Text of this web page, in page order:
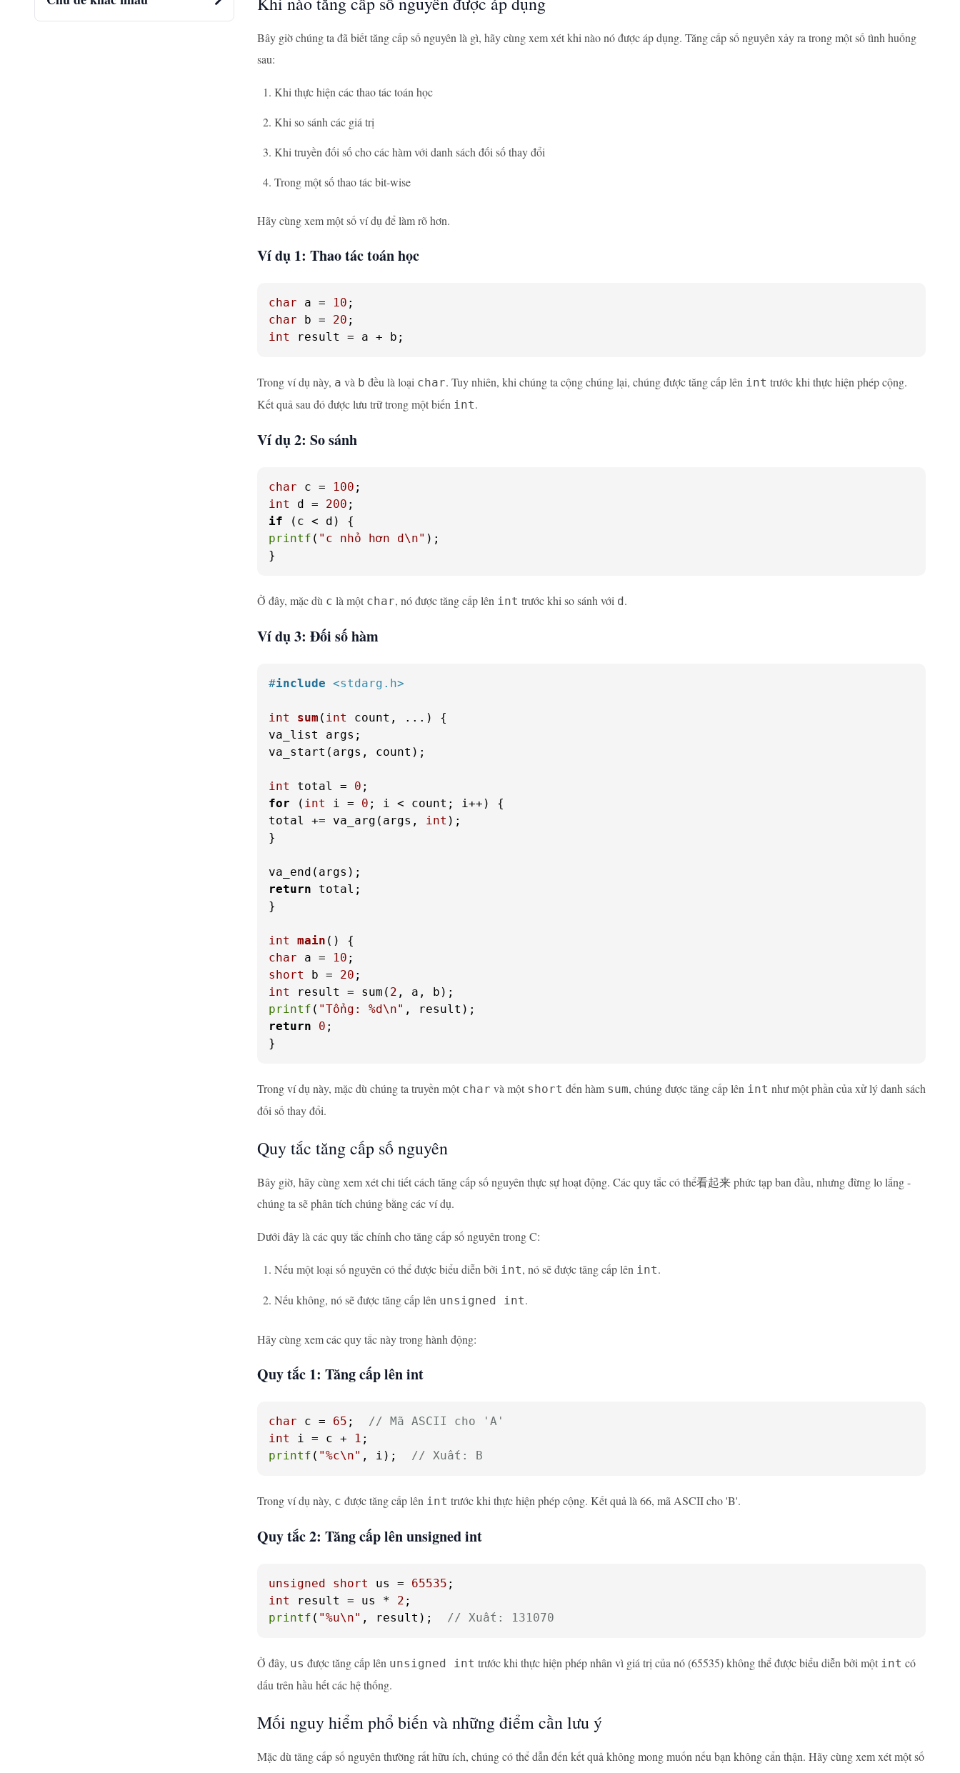
Bây giờ chúng ta đã biết tăng cấp số nguyên là gì, hãy cùng xem xét khi nào nó được áp dụng. Tăng cấp số nguyên xảy ra trong một số tình huống
sau:
Khi thực hiện các thao tác toán học
Khi so sánh các giá trị
Khi truyền đối số cho các hàm với danh sách đối số thay đổi
Trong một số thao tác bit-wise
Hãy cùng xem một số ví dụ để làm rõ hơn.
Ví dụ 1: Thao tác toán học
char a = 10
char b = 20
int
result = a + b;
Trong ví dụ này, a và b đều là loại char. Tuy nhiên, khi chúng ta cộng chúng lại, chúng được tăng cấp lên int trước khi thực hiện phép cộng.
Kết quả sau đó được lưu trữ trong một biến int.
Ví dụ 2: So sánh
char c = 100
int
d = 200
if
printf ( "c nhỏ hơn d\n" );
}
Ở đây, mặc dù c là một char, nó được tăng cấp lên int trước khi so sánh với d.
Ví dụ 3: Đối số hàm
#include <stdarg.h>
int sum ( int count, ...)
{
va_list args;
va_start(args, count);
int total = 0
for ( int i = 0 ; i < count; i++) {
total += va_arg(args, int );
}
return total;
}
int main ()
char a = 10
short
b = 20
int
result = sum( 2
printf ( "Tổng: %d\n"
return
0 ;
}
Trong ví dụ này, mặc dù chúng ta truyền một char và một short đến hàm sum, chúng được tăng cấp lên int như một phần của xử lý danh sách
đối số thay đổi.
Quy tắc tăng cấp số nguyên
Bây giờ, hãy cùng xem xét chi tiết cách tăng cấp số nguyên thực sự hoạt động. Các quy tắc có thể看起来 phức tạp ban đầu, nhưng đừng lo lắng -
chúng ta sẽ phân tích chúng bằng các ví dụ.
Dưới đây là các quy tắc chính cho tăng cấp số nguyên trong C:
Nếu một loại số nguyên có thể được biểu diễn bởi int, nó sẽ được tăng cấp lên int.
Nếu không, nó sẽ được tăng cấp lên unsigned int.
Hãy cùng xem các quy tắc này trong hành động:
Quy tắc 1: Tăng cấp lên int
char c = 65 ; // Mã ASCII cho 'A'
int
i = c + 1
printf ( "%c\n" , i); // Xuất: B
Trong ví dụ này, c được tăng cấp lên int trước khi thực hiện phép cộng. Kết quả là 66, mã ASCII cho 'B'.
Quy tắc 2: Tăng cấp lên unsigned int
unsigned short us = 65535
int
result = us * 2
printf ( "%u\n" , result); // Xuất: 131070
Ở đây, us được tăng cấp lên unsigned int trước khi thực hiện phép nhân vì giá trị của nó (65535) không thể được biểu diễn bởi một int có
dấu trên hầu hết các hệ thống.
Mối nguy hiểm phổ biến và những điểm cần lưu ý
Mặc dù tăng cấp số nguyên thường rất hữu ích, chúng có thể dẫn đến kết quả không mong muốn nếu bạn không cẩn thận. Hãy cùng xem xét một số